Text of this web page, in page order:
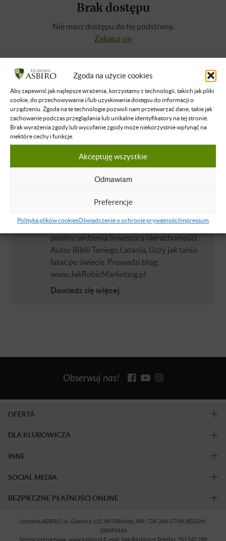
Zgoda na użycie cookies
Aby zapewnić jak najlepsze wrażenia, korzystamy z technologii, takich jak pliki
cookie, do przechowywania i/lub uzyskiwania dostępu do informacji o
urządzeniu. Zgoda na te technologie pozwoli nam przetwarzać dane, takie jak
zachowanie podczas przeglądania lub unikalne identyfikatory na tej stronie.
Brak wyrażenia zgody lub wycofanie zgody może niekorzystnie wpłynąć na
niektóre cechy i funkcje.
Akceptuję wszystkie
Odmawiam
Preferencje
Polityka plików cookiesOświadczenie o ochronie prywatnościImpressum
Brak dostępu
Nie masz dostępu do tej podstrony.
Zaloguj się
O WYKŁADOWCY
Dawid Dudek
Przedsiębiorca, trener biznesu, zajmuje się
szkoleniami z zakresu sprzedaży, technik
pozyskiwania klientów i behawioralnego
targetowania reklamy. Od 2 lat zajmuje
poszukiwanie okazji inwestycyjnych na
skupia się przede wszystkim na
zadłużonych, które posiadają atrakcyjne z
punktu widzenia inwestora nieruchomości.
Autor Biblii Taniego Latania. Uczy jak tanio
latać po świecie. Prowadzi blog:
www.JakRobicMarketing.pl
Dowiedz się więcej
Obserwuj nas!
OFERTA
DLA KLUBOWICZA
INNE
SOCIAL MEDIA
BEZPIECZNE PŁATNOŚCI ONLINE
Uczelnia ASBiRO, ul. Gdańska 112, 90-508 Łódź, NIP: 728-268-57-09, REGON:
100491414
Strona internetowa: www.asbiro.pl E-mail: bok@asbiro.pl Telefon: 781 542 288